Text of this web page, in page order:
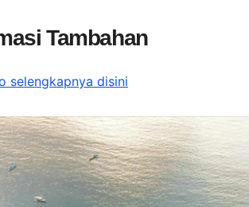
Tambahan
selengkapnya disini